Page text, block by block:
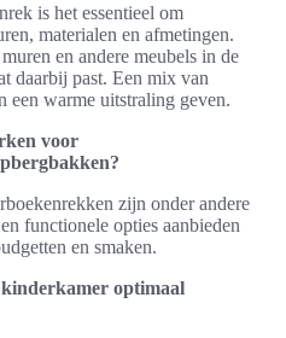
is het essentieel om
materialen en afmetingen.
en andere meubels in de
daarbij past. Een mix van
een warme uitstraling geven.
voor
zijn onder andere
functionele opties aanbieden
en smaken.
optimaal